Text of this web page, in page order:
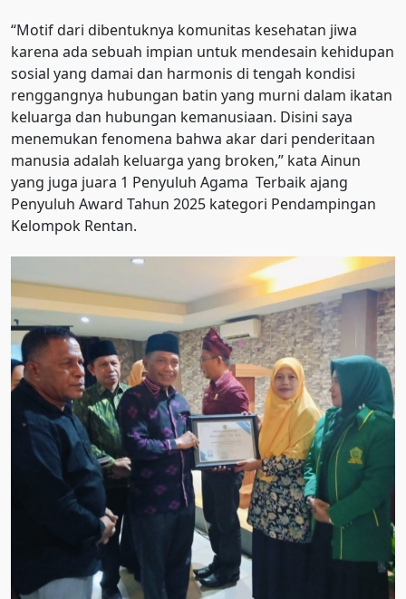
“Motif dari dibentuknya komunitas kesehatan jiwa
karena ada sebuah impian untuk mendesain kehidupan
sosial yang damai dan harmonis di tengah kondisi
renggangnya hubungan batin yang murni dalam ikatan
keluarga dan hubungan kemanusiaan. Disini saya
menemukan fenomena bahwa akar dari penderitaan
manusia adalah keluarga yang broken,” kata Ainun
yang juga juara 1 Penyuluh Agama Terbaik ajang
Penyuluh Award Tahun 2025 kategori Pendampingan
Kelompok Rentan.